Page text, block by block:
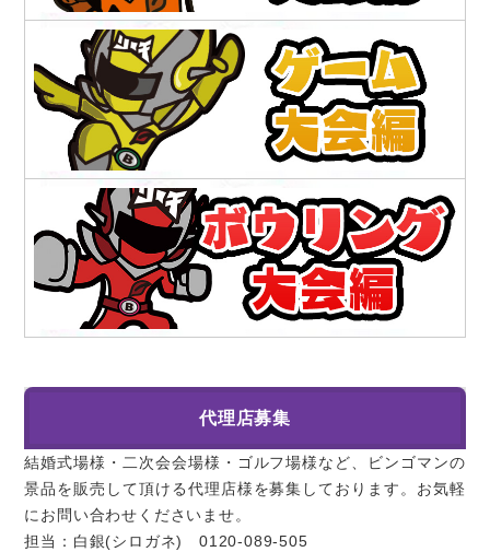
代理店募集
結婚式場様・二次会会場様・ゴルフ場様など、ビンゴマンの
景品を販売して頂ける代理店様を募集しております。お気軽
にお問い合わせくださいませ。
担当：白銀(シロガネ) 0120-089-505